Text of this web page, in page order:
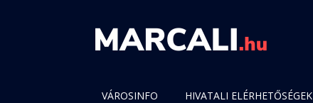
VÁROSINFO HIVATALI ELÉRHETŐSÉGEK